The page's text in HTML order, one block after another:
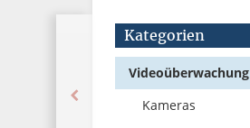
Kategorien
Videoüberwachung
Kameras